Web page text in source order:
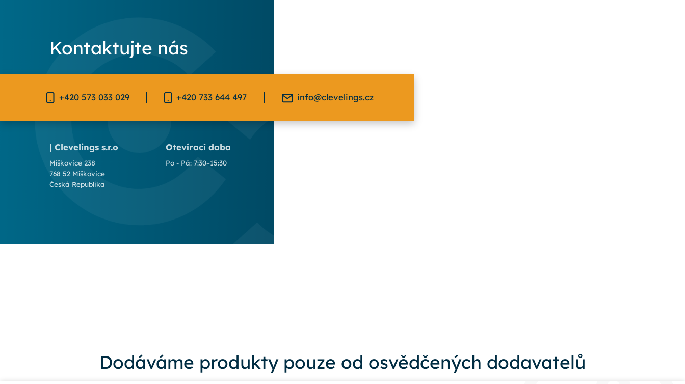
Kontaktujte nás
+420 573 033 029 +420 733 644 497 info@clevelings.cz
| Clevelings s.r.o
Míškovice 238
768 52 Míškovice
Česká Republika
Otevírací doba
Po - Pá: 7:30–15:30
Dodáváme produkty pouze od osvědčených dodavatelů